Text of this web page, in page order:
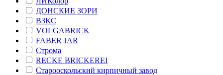
ДОНСКИЕ ЗОРИ
ВЗКС
VOLGABRICK
FABER JAR
Строма
RECKE BRICKEREI
Старооскольский кирпичный завод